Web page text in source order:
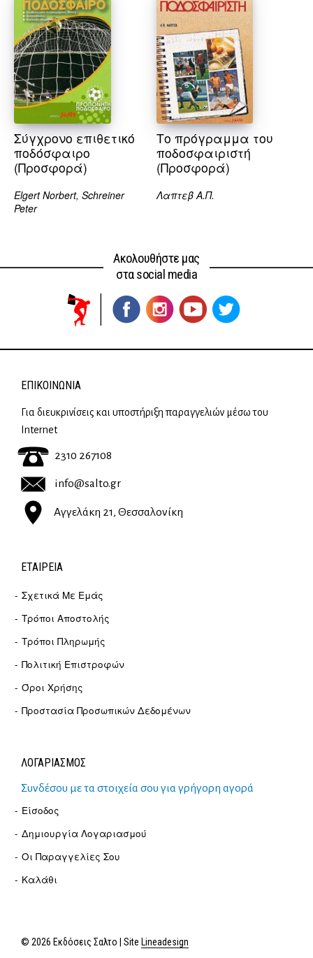
Σύγχρονο επιθετικό
ποδόσφαιρο
(Προσφορά)
Elgert Norbert, Schreiner
Peter
Το πρόγραμμα του
ποδοσφαιριστή
(Προσφορά)
Λαπτεβ Α.Π.
Ακολουθήστε μας
στα social media
ΕΠΙΚΟΙΝΩΝΊΑ
Για διευκρινίσεις και υποστήριξη παραγγελιών μέσω του
Internet
2310 267108
info@salto.gr
Αγγελάκη 21, Θεσσαλονίκη
ΕΤΑΙΡΕΊΑ
Σχετικά Με Εμάς
Τρόποι Αποστολής
Τρόποι Πληρωμής
Πολιτική Επιστροφών
Όροι Χρήσης
Προστασία Προσωπικών Δεδομένων
ΛΟΓΑΡΙΑΣΜΟΣ
Συνδέσου με τα στοιχεία σου για γρήγορη αγορά
Είσοδος
Δημιουργία Λογαριασμού
Οι Παραγγελίες Σου
Καλάθι
© 2026 Εκδόσεις Σαλτο | Site Lineadesign